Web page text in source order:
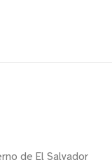
de El Salvador